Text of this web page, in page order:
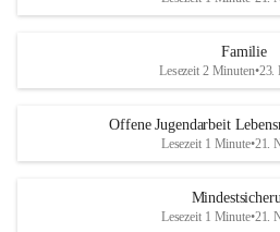
Familie
Lesezeit 2 Minuten•23.
Offene Jugendarbeit
Lesezeit 1 Minute•21.
Lesezeit 1 Minute•21.